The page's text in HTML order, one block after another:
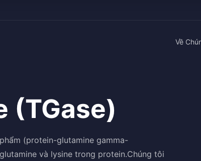
Về
(TGase)
(protein-glutamine gamma-
và lysine trong protein.Chúng tôi